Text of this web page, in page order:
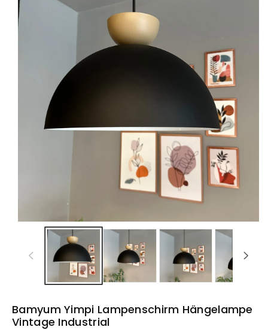
Bamyum Yimpi Lampenschirm Hängelampe
Vintage Industrial